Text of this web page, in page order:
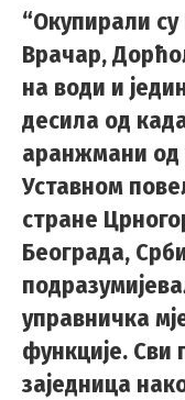
“Окупирали
Врачар,
на води и
десила од
аранжмани од
Уставном
стране
Београда,
управничка
функције. Сви
заједница